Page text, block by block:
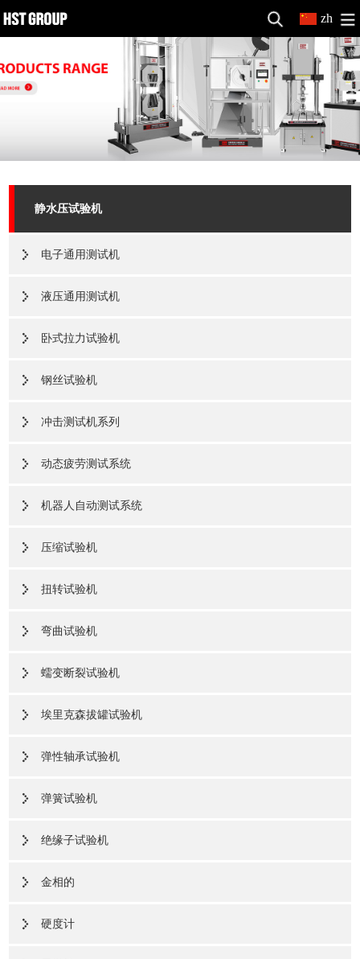
zh
静水压试验机
电子通用测试机
液压通用测试机
卧式拉力试验机
钢丝试验机
冲击测试机系列
动态疲劳测试系统
机器人自动测试系统
压缩试验机
扭转试验机
弯曲试验机
蠕变断裂试验机
埃里克森拔罐试验机
弹性轴承试验机
弹簧试验机
绝缘子试验机
金相的
硬度计